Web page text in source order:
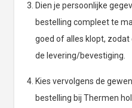
Dien je persoonlijke
bestelling compleet te
goed of alles klopt,
de levering/bevestiging.
Kies vervolgens de
bestelling bij Thermen